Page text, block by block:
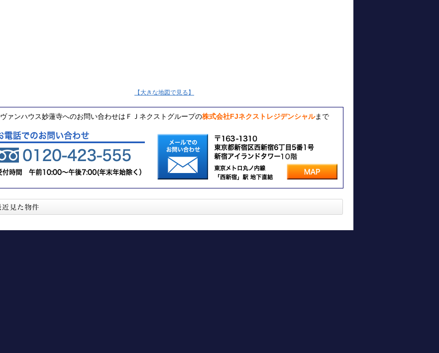
【大きな地図で見る】
ヴァンハウス妙蓮寺へのお問い合わせはＦＪネクストグループの株式会社FJネクストレジデンシャルまで